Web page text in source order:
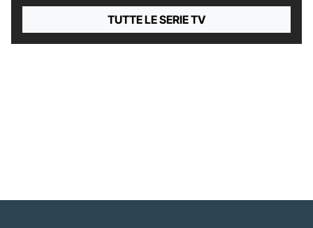
TUTTE LE SERIE TV